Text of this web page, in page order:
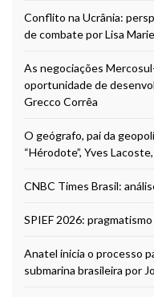
Conflito na Ucrânia:
de combate por Lisa
As negociações
oportunidade de
Grecco Corrêa
O geógrafo, pai da
“Hérodote”, Yves
CNBC Times Brasil:
SPIEF 2026:
Anatel inicia o processo
submarina brasileira por